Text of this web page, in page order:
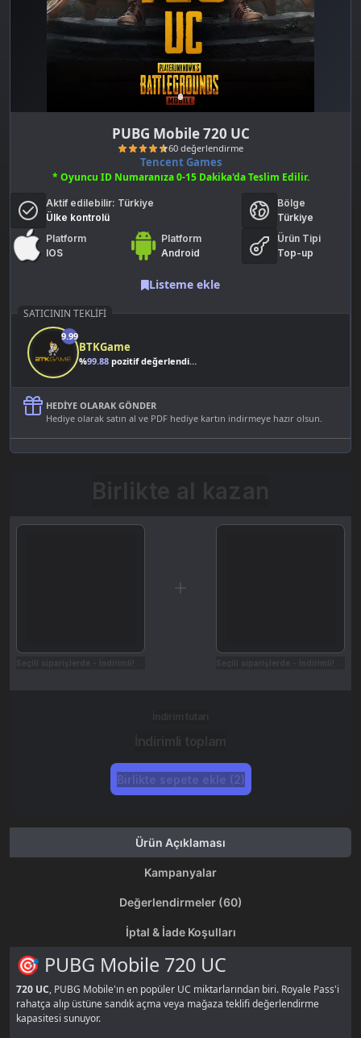
PUBG Mobile 720 UC
Tencent Games
* Oyuncu ID Numaranıza 0-15 Dakika'da Teslim Edilir.
Aktif edilebilir: Türkiye
Ülke kontrolü
Bölge
Türkiye
Platform
IOS
Platform
Android
Ürün Tipi
Top-up
Listeme ekle
SATICININ TEKLIFI
9.99
BTKGame
%99.88 pozitif değerlendirme
HEDIYE OLARAK GÖNDER
Hediye olarak satın al ve PDF hediye kartın indirmeye hazır olsun.
Ürün Açıklaması
Kampanyalar
Değerlendirmeler (60)
İptal & İade Koşulları
🎯 PUBG Mobile 720 UC
720 UC, PUBG Mobile'ın en popüler UC miktarlarından biri. Royale Pass'i
rahatça alıp üstüne sandık açma veya mağaza teklifi değerlendirme
kapasitesi sunuyor.